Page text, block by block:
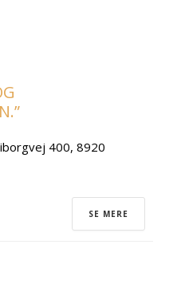
400, 8920
SE MERE